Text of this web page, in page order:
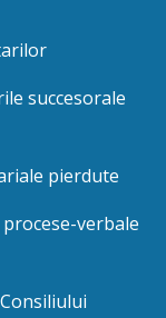
succesorale
pierdute
procese-verbale